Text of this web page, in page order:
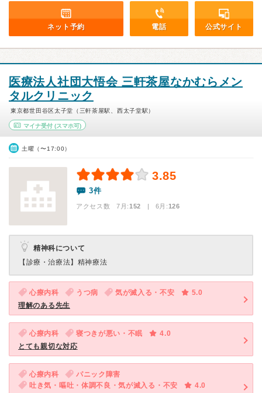
ネット予約 電話 公式サイト
医療法人社団大悟会 三軒茶屋なかむらメン
タルクリニック
東京都世田谷区太子堂（三軒茶屋駅、西太子堂駅）
マイナ受付 (スマホ可)
土曜（〜17:00）
3.85
3件
アクセス数 7月:152 | 6月:126
精神科について
【診療・治療法】 精神療法
心療内科 うつ病 気が滅入る・不安
5.0
理解のある先生
心療内科 寝つきが悪い・不眠
4.0
とても親切な対応
心療内科
パニック障害
吐き気・嘔吐・体調不良・気が滅入る・不安
4.0